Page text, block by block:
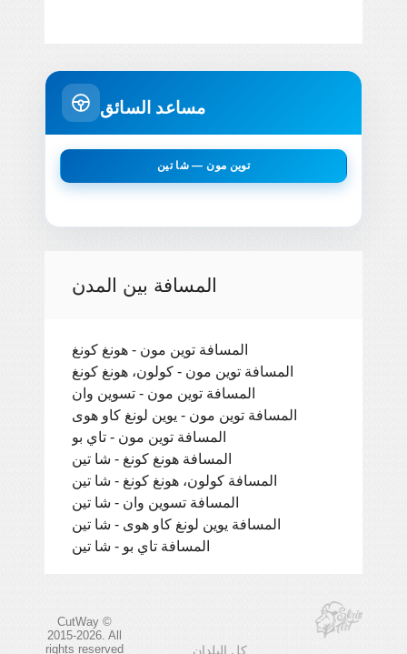
مساعد السائق
توين مون — شا تين
المسافة بين المدن
المسافة توين مون - هونغ كونغ
المسافة توين مون - كولون، هونغ كونغ
المسافة توين مون - تسوين وان
المسافة توين مون - يوين لونغ كاو هوى
المسافة توين مون - تاي بو
المسافة هونغ كونغ - شا تين
المسافة كولون، هونغ كونغ - شا تين
المسافة تسوين وان - شا تين
المسافة يوين لونغ كاو هوى - شا تين
المسافة تاي بو - شا تين
CutWay ©
2015-2026. All
rights reserved
كل البلدان